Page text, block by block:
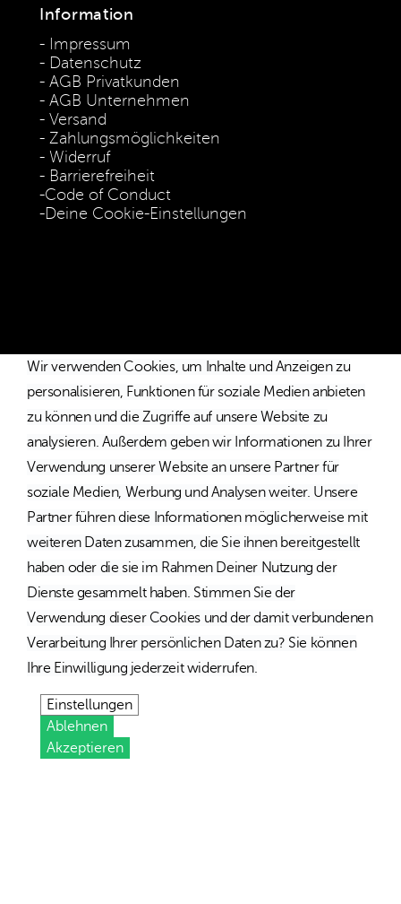
Information
Impressum
Datenschutz
AGB Privatkunden
AGB Unternehmen
Versand
Zahlungsmöglichkeiten
Widerruf
Barrierefreiheit
Code of Conduct
Deine Cookie-Einstellungen
Wir verwenden Cookies, um Inhalte und Anzeigen zu
personalisieren, Funktionen für soziale Medien anbieten
zu können und die Zugriffe auf unsere Website zu
analysieren. Außerdem geben wir Informationen zu Ihrer
Verwendung unserer Website an unsere Partner für
soziale Medien, Werbung und Analysen weiter. Unsere
Partner führen diese Informationen möglicherweise mit
weiteren Daten zusammen, die Sie ihnen bereitgestellt
haben oder die sie im Rahmen Deiner Nutzung der
Dienste gesammelt haben. Stimmen Sie der
Verwendung dieser Cookies und der damit verbundenen
Verarbeitung Ihrer persönlichen Daten zu? Sie können
Ihre Einwilligung jederzeit widerrufen.
Einstellungen
Ablehnen
Akzeptieren